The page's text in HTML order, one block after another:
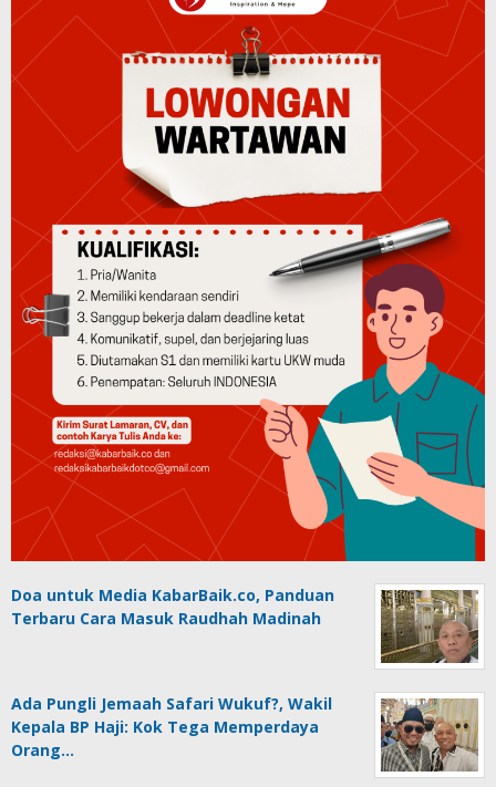
Doa untuk Media KabarBaik.co, Panduan
Terbaru Cara Masuk Raudhah Madinah
Ada Pungli Jemaah Safari Wukuf?, Wakil
Kepala BP Haji: Kok Tega Memperdaya
Orang…